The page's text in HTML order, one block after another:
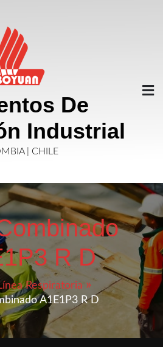
De
Industrial
| CHILE
R D
Respiratoria
A1E1P3 R D